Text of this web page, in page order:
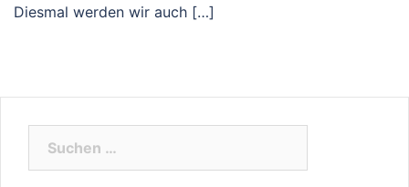
Diesmal werden wir auch […]